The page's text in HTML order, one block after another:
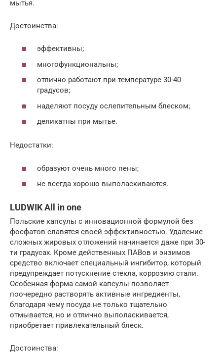
мытья.
Достоинства:
эффективны;
многофункциональны;
отлично работают при температуре 30-40
градусов;
наделяют посуду ослепительным блеском;
деликатны при мытье.
Недостатки:
образуют очень много пены;
не всегда хорошо выполаскиваются.
LUDWIK All in one
Польские капсулы с инновационной формулой без
фосфатов славятся своей эффективностью. Удаление
сложных жировых отложений начинается даже при 30-
ти градусах. Кроме действенных ПАВов и энзимов
средство включает специальный ингибитор, который
предупреждает потускнение стекла, коррозию стали.
Особенная форма самой капсулы позволяет
поочередно растворять активные ингредиенты,
благодаря чему посуда не только тщательно
отмывается, но и отлично выполаскивается,
приобретает привлекательный блеск.
Достоинства: